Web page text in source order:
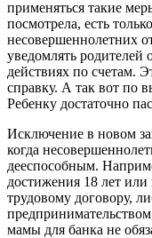
применяться такие
посмотрела, есть
несовершеннолетних
уведомлять родителей
действиях по счетам.
справку. А так вот по
Ребенку достаточно
Исключение в новом
когда
дееспособным.
достижения 18 лет или
трудовому договору,
мамы для банка не